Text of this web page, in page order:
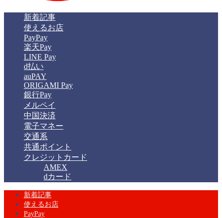
新着記事
使えるお店
PayPay
楽天Pay
LINE Pay
d払い
auPAY
ORIGAMI Pay
銀行Pay
メルペイ
中国決済
電子マネー
交通系
共通ポイント
クレジットカード
AMEX
dカード
新着記事
使えるお店
PayPay